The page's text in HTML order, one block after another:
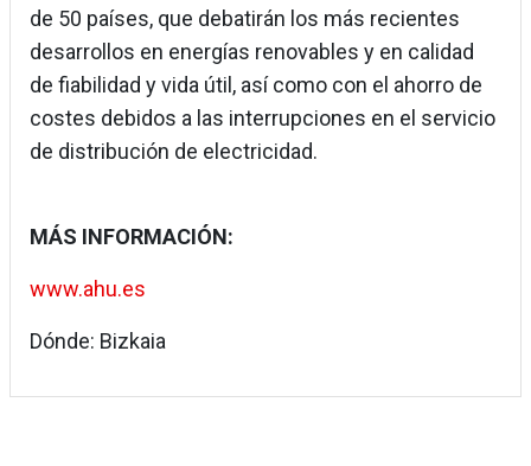
de 50 países, que debatirán los más recientes
desarrollos en energías renovables y en calidad
de fiabilidad y vida útil, así como con el ahorro de
costes debidos a las interrupciones en el servicio
de distribución de electricidad.
MÁS INFORMACIÓN:
www.ahu.es
Dónde: Bizkaia